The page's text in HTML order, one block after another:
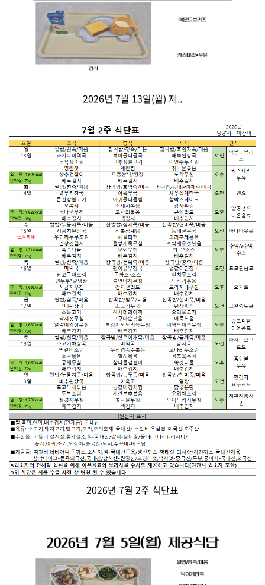
2026년 7월 13일(월) 제..
2026년 7월 2주 식단표